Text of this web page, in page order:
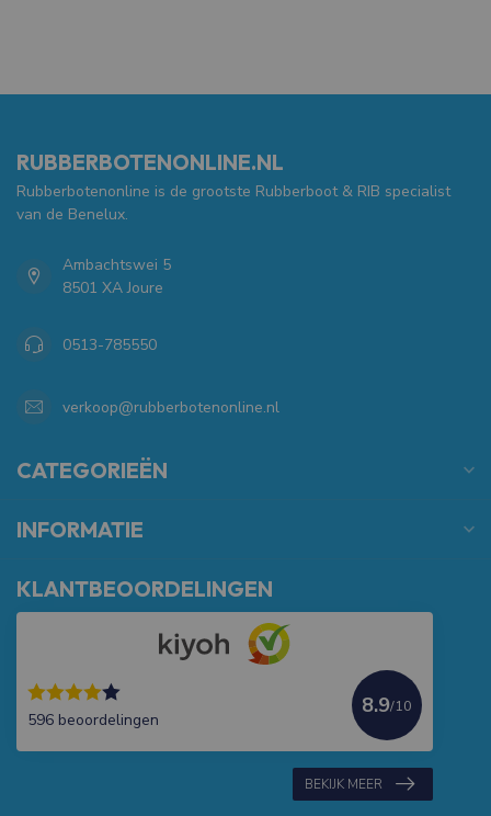
RUBBERBOTENONLINE.NL
Rubberbotenonline is de grootste Rubberboot & RIB specialist
van de Benelux.
Ambachtswei 5
8501 XA Joure
0513-785550
verkoop@rubberbotenonline.nl
CATEGORIEËN
INFORMATIE
KLANTBEOORDELINGEN
596 beoordelingen
8.9/10
BEKIJK MEER